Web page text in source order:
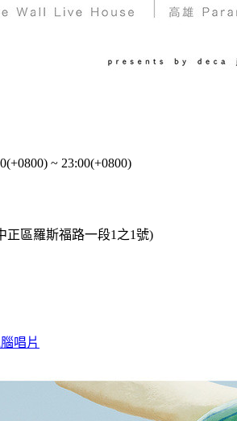
~ 23:00(+0800)
正區羅斯福路一段1之1號)
唱片